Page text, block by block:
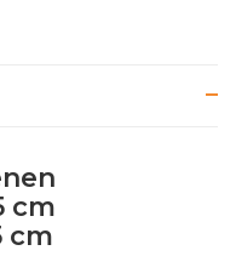
cm
cm